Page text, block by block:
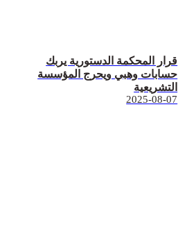
قرار المحكمة الدستورية يربك
حسابات وهبي ويحرج المؤسسة
التشريعية
2025-08-07